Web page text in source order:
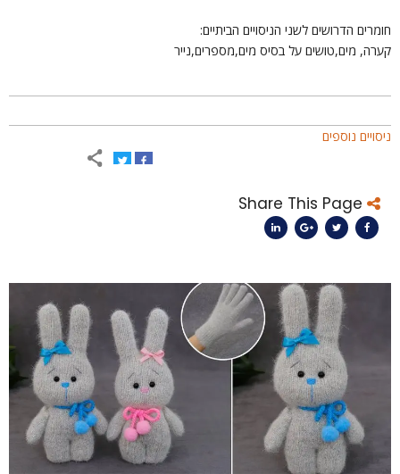
הדרושים לשני הניסויים הביתיים:
מים,טושים על בסיס מים,מספרים,נייר
נוספים
Share This Page